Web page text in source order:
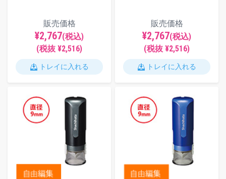
販売価格
¥2,767(税込)
(税抜 ¥2,516)
トレイに入れる
販売価格
¥2,767(税込)
(税抜 ¥2,516)
トレイに入れる